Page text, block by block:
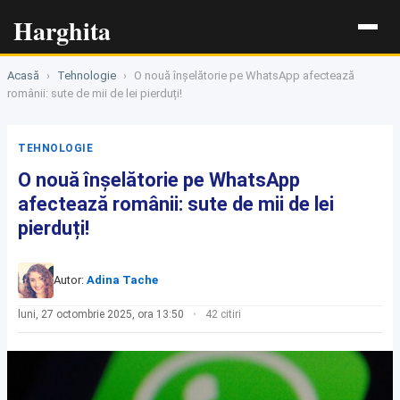
Harghita
Acasă › Tehnologie ›
O nouă înșelătorie pe WhatsApp afectează
românii: sute de mii de lei pierduți!
TEHNOLOGIE
O nouă înșelătorie pe WhatsApp
afectează românii: sute de mii de lei
pierduți!
Autor: Adina Tache
luni, 27 octombrie 2025, ora 13:50 42 citiri